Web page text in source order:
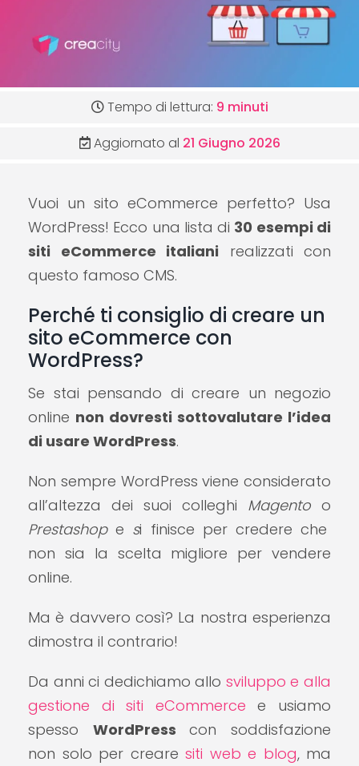
Tempo di lettura: 9 minuti
Aggiornato al 21 Giugno 2026
Vuoi un sito eCommerce perfetto? Usa
WordPress! Ecco una lista di 30 esempi di
siti eCommerce italiani realizzati con
questo famoso CMS.
Perché ti consiglio di creare un
sito eCommerce con
WordPress?
Se stai pensando di creare un negozio
online non dovresti sottovalutare l’idea
di usare WordPress.
Non sempre WordPress viene considerato
all’altezza dei suoi colleghi Magento o
Prestashope si finisce per credere che
non sia la scelta migliore per vendere
online.
Ma è davvero così? La nostra esperienza
dimostra il contrario!
Da anni ci dedichiamo allo sviluppo e alla
gestione di siti eCommercee usiamo
spesso WordPresscon soddisfazione
non solo per creare siti web e blog, ma